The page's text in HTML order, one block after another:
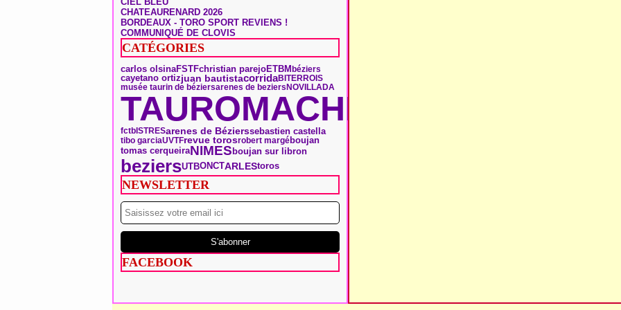
CHATEAURENARD 2026
BORDEAUX - TORO SPORT REVIENS !
COMMUNIQUÉ DE CLOVIS
CATÉGORIES
carlos olsinaFSTFchristian parejoETBMbéziers
cayetano ortizjuan bautistacorridaBITERROIS
musée taurin de béziersarenes de beziers NOVILLADA
TAUROMACHIE
fctb ISTRESarenes de Bézierssebastien castella
tibo garciaUVTFrevue torosrobert margéboujan
tomas cerqueiraNIMESboujan sur libron
beziersUTBONCTARLEStoros
NEWSLETTER
FACEBOOK